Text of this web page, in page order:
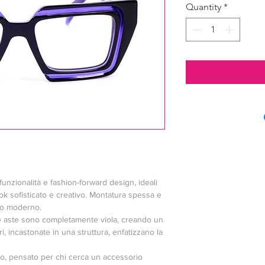
e fashion-forward design, ideali
sofisticato e creativo. Montatura spessa e
moderno.
sono completamente viola, creando un
incastonate in una struttura, enfatizzano la
pensato per chi cerca un accessorio
Quantity *